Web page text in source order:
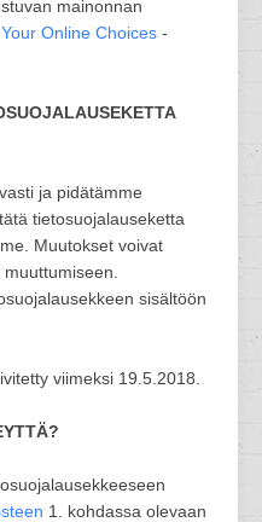
mainonnan
Your Online Choices -
ja pidätämme
tietosuojalauseketta
Muutokset voivat
sisältöön
viimeksi 19.5.2018.
1. kohdassa olevaan